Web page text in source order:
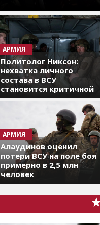
АРМИЯ
Политолог Никсон:
нехватка личного
состава в ВСУ
становится критичной
АРМИЯ
Алаудинов оценил
потери ВСУ на поле боя
примерно в 2,5 млн
человек